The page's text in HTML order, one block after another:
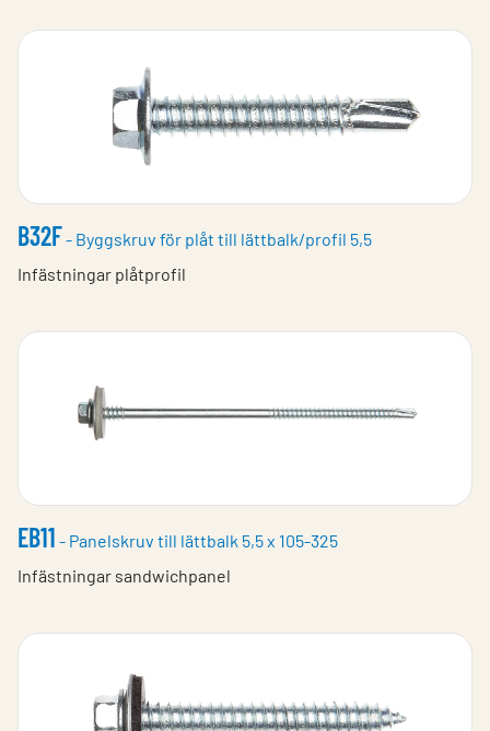
B32F- Byggskruv för plåt till lättbalk/profil 5,5
Infästningar plåtprofil
EB11 - Panelskruv till lättbalk 5,5 x 105-325
Infästningar sandwichpanel